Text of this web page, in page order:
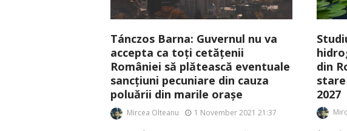
Tánczos Barna: Guvernul nu va
accepta ca toți cetățenii
României să plătească eventuale
sancțiuni pecuniare din cauza
poluării din marile orașe
Mircea Olteanu 1 November 2021 21:37
din
2027